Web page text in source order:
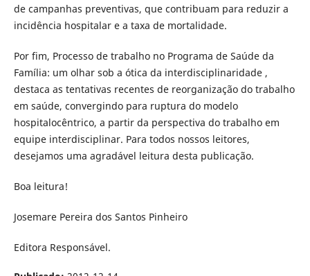
de campanhas preventivas, que contribuam para reduzir a
incidência hospitalar e a taxa de mortalidade.
Por fim, Processo de trabalho no Programa de Saúde da
Família: um olhar sob a ótica da interdisciplinaridade ,
destaca as tentativas recentes de reorganização do trabalho
em saúde, convergindo para ruptura do modelo
hospitalocêntrico, a partir da perspectiva do trabalho em
equipe interdisciplinar. Para todos nossos leitores,
desejamos uma agradável leitura desta publicação.
Boa leitura!
Josemare Pereira dos Santos Pinheiro
Editora Responsável.